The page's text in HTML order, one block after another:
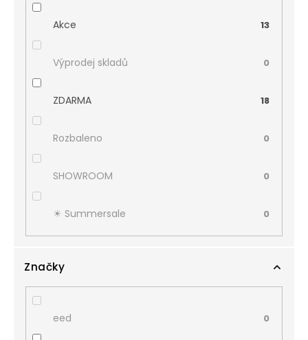
Akce 13
Výprodej skladů 0
ZDARMA 18
Rozbaleno 0
SHOWROOM 0
☀︎ Summersale 0
Značky
eed 0